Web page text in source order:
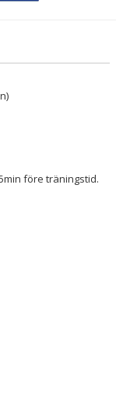
före träningstid.